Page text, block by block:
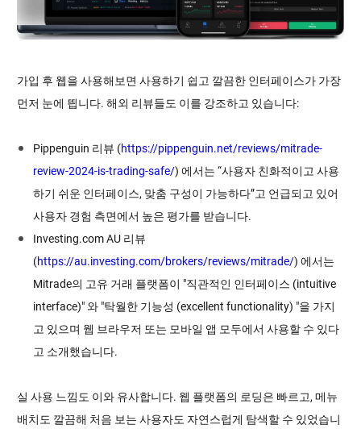
가입 후 웹을 사용해보면 사용하기 쉽고 깔끔한 인터페이스가 가장
먼저 눈에 띕니다. 해외 리뷰들도 이를 강조하고 있습니다:
Pippenguin 리뷰 (https://pippenguin.net/reviews/mitrade-
review-2024-is-trading-safe/) 에서는 “사용자 친화적이고 사용
하기 쉬운 인터페이스, 맞춤 구성이 가능하다”고 언급되고 있어
사용자 경험 측면에서 높은 평가를 받습니다.
Investing.com AU 리뷰
(https://au.investing.com/brokers/reviews/mitrade/) 에서는
Mitrade의 고유 거래 플랫폼이 "직관적인 인터페이스 (intuitive
interface)" 와 "탁월한 기능성 (excellent functionality) "을 가지
고 있으며 웹 브라우저 또는 모바일 앱 모두에서 사용할 수 있다
고 소개했습니다.
실 사용 느낌도 이와 유사합니다. 웹 플랫폼의 로딩은 빠르고, 메뉴
배치도 깔끔해 처음 보는 사용자도 자연스럽게 탐색할 수 있었습니